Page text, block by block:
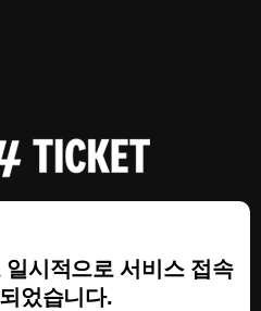
시적으로 서비스 접속
었습니다.